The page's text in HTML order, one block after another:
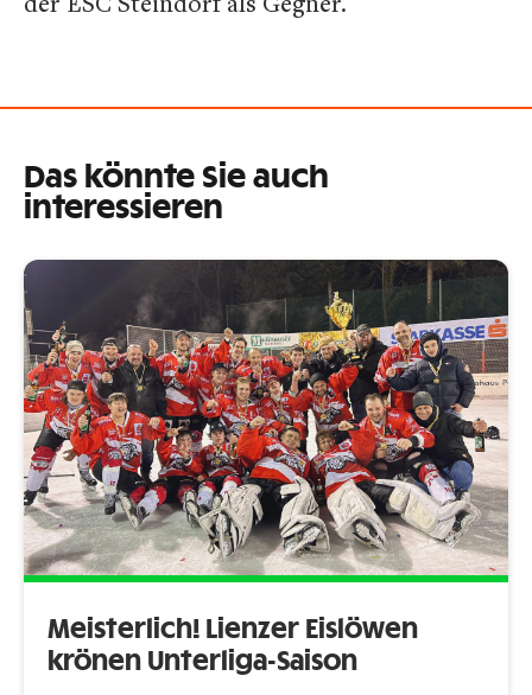
Das könnte Sie auch
interessieren
Meisterlich! Lienzer Eislöwen
krönen Unterliga-Saison